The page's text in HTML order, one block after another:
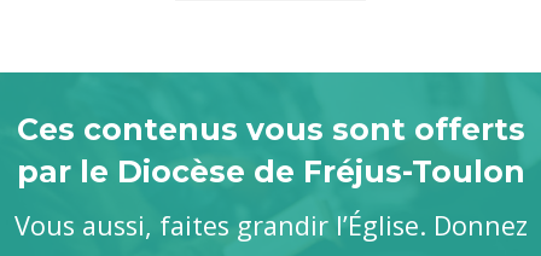
Ces contenus vous sont offerts
par le Diocèse de Fréjus-Toulon
Vous aussi, faites grandir l’Église. Donnez